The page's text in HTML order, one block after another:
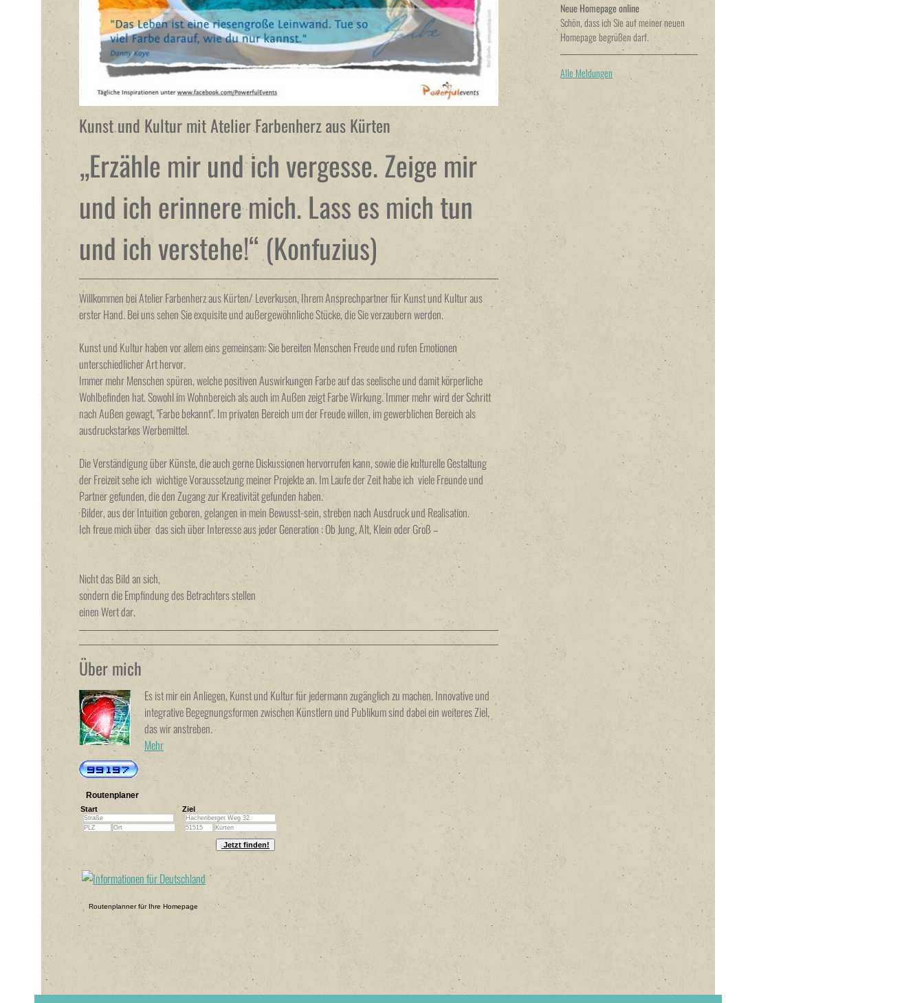
Kunst und Kultur mit Atelier Farbenherz aus Kürten
„Erzähle mir und ich vergesse. Zeige mir
und ich erinnere mich. Lass es mich tun
und ich verstehe!“ (Konfuzius)
Willkommen bei Atelier Farbenherz aus Kürten/ Leverkusen, Ihrem Ansprechpartner für Kunst und Kultur aus
erster Hand. Bei uns sehen Sie exquisite und außergewöhnliche Stücke, die Sie verzaubern werden.
Kunst und Kultur haben vor allem eins gemeinsam: Sie bereiten Menschen Freude und rufen Emotionen
unterschiedlicher Art hervor.
Immer mehr Menschen spüren, welche positiven Auswirkungen Farbe auf das seelische und damit körperliche
Wohlbefinden hat. Sowohl im Wohnbereich als auch im Außen zeigt Farbe Wirkung. Immer mehr wird der Schritt
nach Außen gewagt, "Farbe bekannt". Im privaten Bereich um der Freude willen, im gewerblichen Bereich als
ausdruckstarkes Werbemittel.
Die Verständigung über Künste, die auch gerne Diskussionen hervorrufen kann, sowie die kulturelle Gestaltung
der Freizeit sehe ich wichtige Voraussetzung meiner Projekte an. Im Laufe der Zeit habe ich viele Freunde und
Partner gefunden, die den Zugang zur Kreativität gefunden haben.
Bilder, aus der Intuition geboren, gelangen in mein Bewusst-sein, streben nach Ausdruck und Realisation.
Ich freue mich über das sich über Interesse aus jeder Generation : Ob Jung, Alt, Klein oder Groß –
Nicht das Bild an sich,
sondern die Empfindung des Betrachters stellen
einen Wert dar.
Über mich
Es ist mir ein Anliegen, Kunst und Kultur für jedermann zugänglich zu machen. Innovative und
integrative Begegnungsformen zwischen Künstlern und Publikum sind dabei ein weiteres Ziel,
das wir anstreben.
Mehr
Routenplaner
Start Ziel
Routenplanner für Ihre Homepage
Neue Homepage online
Schön, dass ich Sie auf meiner neuen
Homepage begrüßen darf.
Alle Meldungen